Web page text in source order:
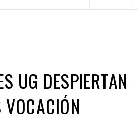
UG DESPIERTAN
VOCACIÓN